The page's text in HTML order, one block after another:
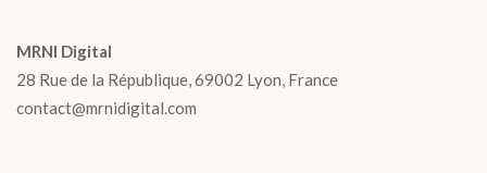
MRNI Digital
28 Rue de la République, 69002 Lyon, France
contact@mrnidigital.com